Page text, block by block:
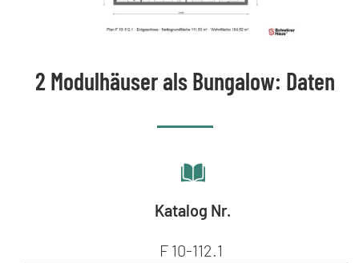
2 Modulhäuser als Bungalow: Daten
Katalog Nr.
F 10-112.1